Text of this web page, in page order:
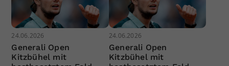
24.06.2026
Generali Open
Kitzbühel mit
24.06.2026
Generali Open
Kitzbühel mit